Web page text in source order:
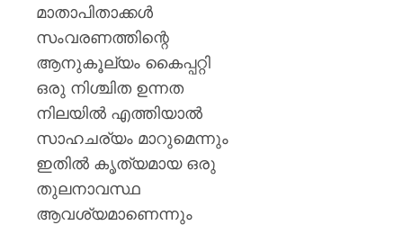
മാതാപിതാക്കൾ
സംവരണത്തിന്റെ
ആനുകൂല്യം കൈപ്പറ്റി
ഒരു നിശ്ചിത ഉന്നത
നിലയിൽ എത്തിയാൽ
സാഹചര്യം മാറുമെന്നും
ഇതിൽ കൃത്യമായ ഒരു
തുലനാവസ്ഥ
ആവശ്യമാണെന്നും